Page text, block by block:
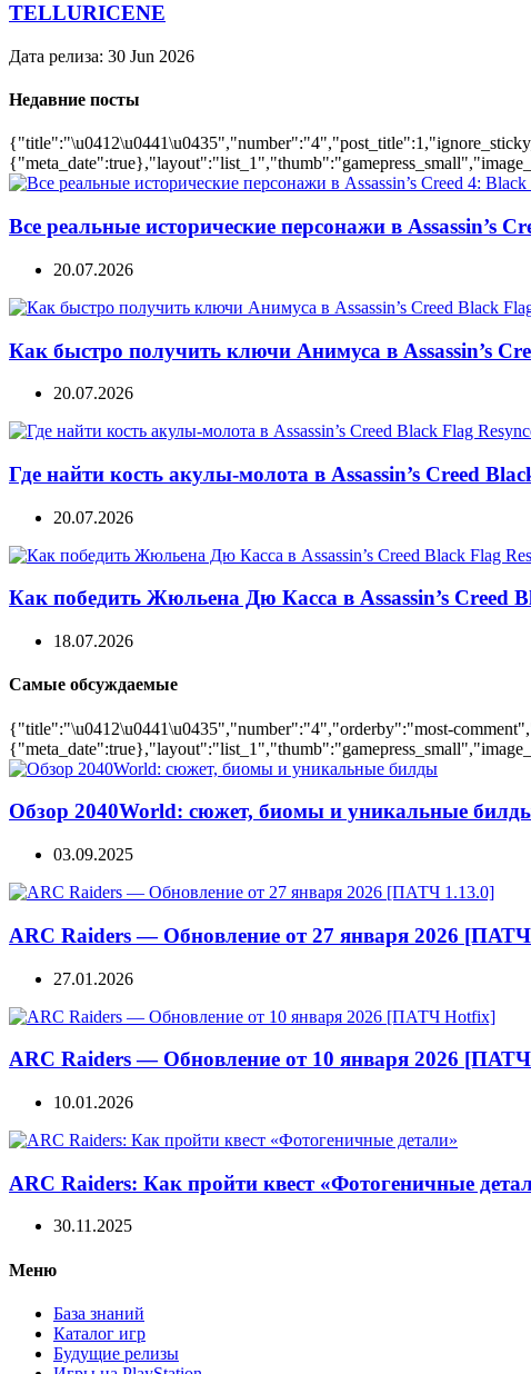
TELLURICENE
Дата релиза: 30 Jun 2026
Недавние посты
Все реальные исторические персонажи в Assassin’s
20.07.2026
Как быстро получить ключи Анимуса в Assassin’s
20.07.2026
Где найти кость акулы-молота в Assassin’s Creed
20.07.2026
Как победить Жюльена Дю Касса в Assassin’s Creed
18.07.2026
Самые обсуждаемые
{"title":"\u0412\u0441\u0435","number":"4","orderby":"most-
Обзор 2040World: сюжет, биомы и уникальные
03.09.2025
ARC Raiders — Обновление от 27 января 2026
27.01.2026
ARC Raiders — Обновление от 10 января 2026
10.01.2026
ARC Raiders: Как пройти квест «Фотогеничные
30.11.2025
Меню
База знаний
Каталог игр
Будущие релизы